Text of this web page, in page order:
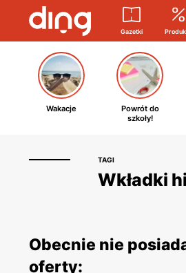
Gazetki
Wakacje
Powrót do
szkoły!
TAGI
Wkładki
Obecnie nie
oferty: